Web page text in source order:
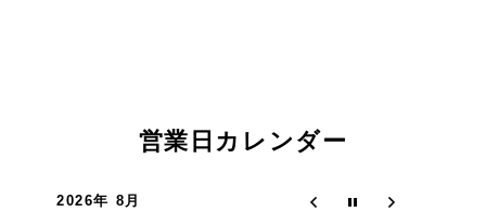
営業日カレンダー
2026年 8月